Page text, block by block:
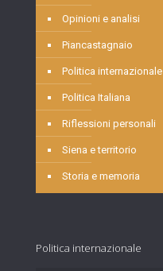
Opinioni e analisi
Piancastagnaio
Politica internazionale
Politica Italiana
Riflessioni personali
Siena e territorio
Storia e memoria
Politica internazionale